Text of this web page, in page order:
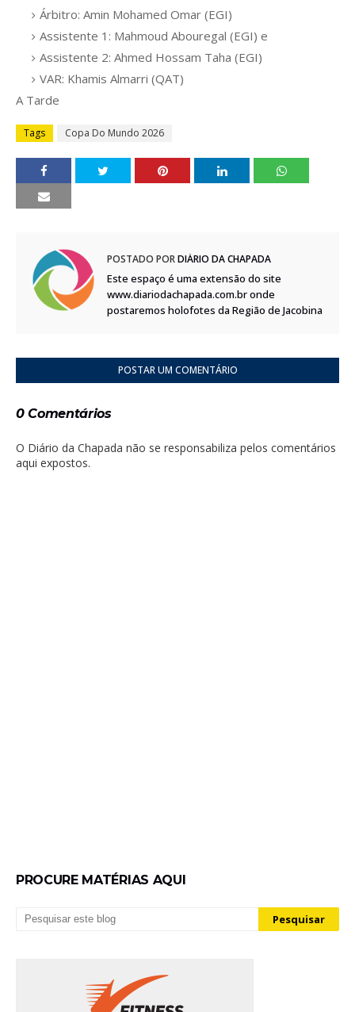
Árbitro: Amin Mohamed Omar (EGI)
Assistente 1: Mahmoud Abouregal (EGI) e
Assistente 2: Ahmed Hossam Taha (EGI)
VAR: Khamis Almarri (QAT)
A Tarde
Tags Copa Do Mundo 2026
POSTADO PORDIÁRIO DA CHAPADA
Este espaço é uma extensão do site
www.diariodachapada.com.br onde
postaremos holofotes da Região de Jacobina
POSTAR UM COMENTÁRIO
0 Comentários
O Diário da Chapada não se responsabiliza pelos comentários
aqui expostos.
PROCURE MATÉRIAS AQUI